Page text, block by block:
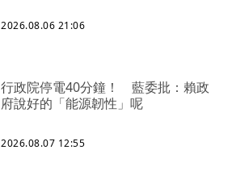
2026.08.06 21:06
行政院停電40分鐘！ 藍委批：賴政
府說好的「能源韌性」呢
2026.08.07 12:55